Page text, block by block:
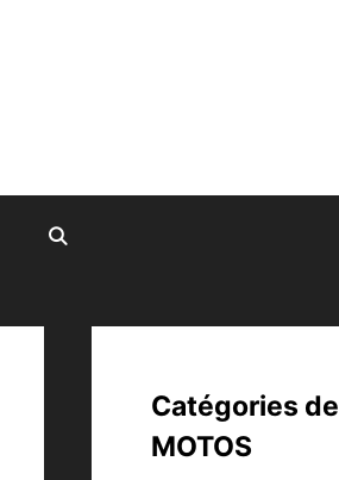
Catégories de
MOTOS